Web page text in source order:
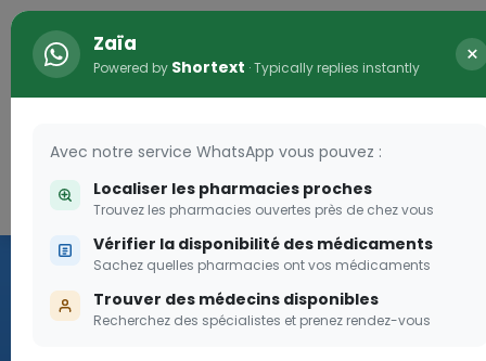
Connexion
Vaccination
Zaïa
Powered by Shortext · Typically replies instantly ×
Avec notre service WhatsApp vous pouvez :
Localiser les pharmacies proches
Trouvez les pharmacies ouvertes près de chez vous
Vérifier la disponibilité des médicaments
Sachez quelles pharmacies ont vos médicaments
Trouver des médecins disponibles
Recherchez des spécialistes et prenez rendez-vous